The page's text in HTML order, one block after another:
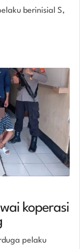
berinisial S,
koperasi
pelaku